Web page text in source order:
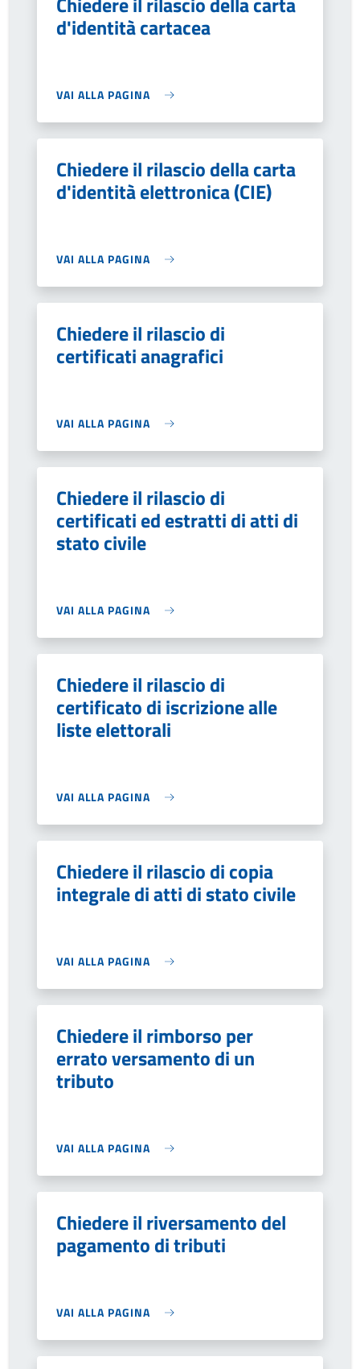
d'identità cartacea
VAI ALLA PAGINA
Chiedere il rilascio della carta
d'identità elettronica (CIE)
VAI ALLA PAGINA
Chiedere il rilascio di
certificati anagrafici
VAI ALLA PAGINA
Chiedere il rilascio di
certificati ed estratti di atti di
stato civile
VAI ALLA PAGINA
Chiedere il rilascio di
certificato di iscrizione alle
liste elettorali
VAI ALLA PAGINA
Chiedere il rilascio di copia
integrale di atti di stato civile
VAI ALLA PAGINA
Chiedere il rimborso per
errato versamento di un
tributo
VAI ALLA PAGINA
Chiedere il riversamento del
pagamento di tributi
VAI ALLA PAGINA